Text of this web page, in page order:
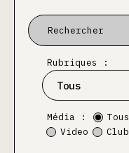
Rubriques :
Média : Tous
Video
Club